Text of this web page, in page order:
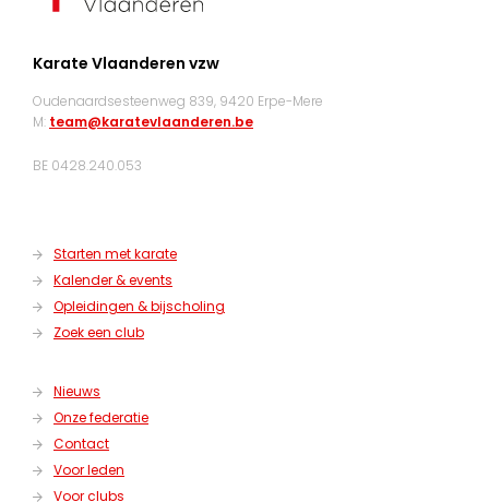
Karate Vlaanderen vzw
Oudenaardsesteenweg 839, 9420 Erpe-Mere
M: team@karatevlaanderen.be
BE 0428.240.053
Starten met karate
Kalender & events
Opleidingen & bijscholing
Zoek een club
Nieuws
Onze federatie
Contact
Voor leden
Voor clubs